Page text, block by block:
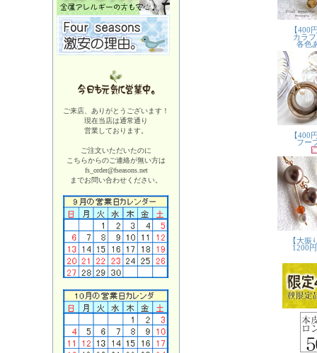
ご来店、ありがとうございます！
現在当店は通常通り
営業しております。
ご注文いただいたのに
こちらからのご連絡が無い方は
fs_order@fseasons.net
までお問い合わせください。